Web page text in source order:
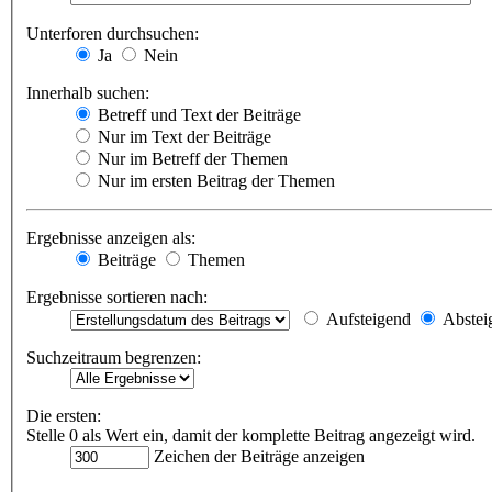
Unterforen durchsuchen:
Ja
Nein
Innerhalb suchen:
Betreff und Text der Beiträge
Nur im Text der Beiträge
Nur im Betreff der Themen
Nur im ersten Beitrag der Themen
Ergebnisse anzeigen als:
Beiträge
Themen
Ergebnisse sortieren nach:
Aufsteigend
Suchzeitraum begrenzen:
Die ersten:
Stelle 0 als Wert ein, damit der komplette Beitrag angezeigt wird.
Zeichen der Beiträge anzeigen